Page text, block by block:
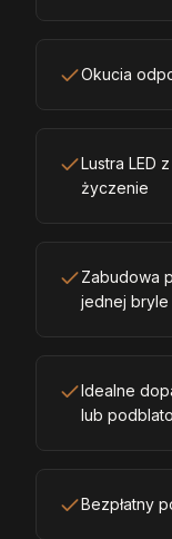
Okucia
Lustra LED
życzenie
Zabudowa
jednej bryle
Idealne
lub
Bezpłatny